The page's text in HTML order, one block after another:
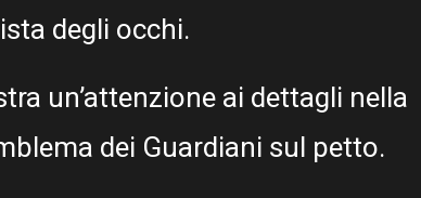
degli occhi.
un’attenzione ai dettagli nella
dei Guardiani sul petto.